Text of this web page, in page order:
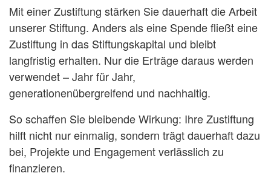
Mit einer Zustiftung stärken Sie dauerhaft die Arbeit
unserer Stiftung. Anders als eine Spende fließt eine
Zustiftung in das Stiftungskapital und bleibt
langfristig erhalten. Nur die Erträge daraus werden
verwendet – Jahr für Jahr,
generationenübergreifend und nachhaltig.
So schaffen Sie bleibende Wirkung: Ihre Zustiftung
hilft nicht nur einmalig, sondern trägt dauerhaft dazu
bei, Projekte und Engagement verlässlich zu
finanzieren.